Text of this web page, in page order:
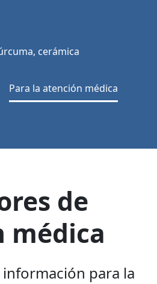
cerámica
Para la atención médica
de
médica
para la